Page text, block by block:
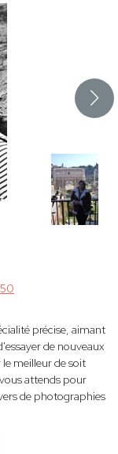
précise, aimant
de nouveaux
meilleur de soit
attends pour
de photographies